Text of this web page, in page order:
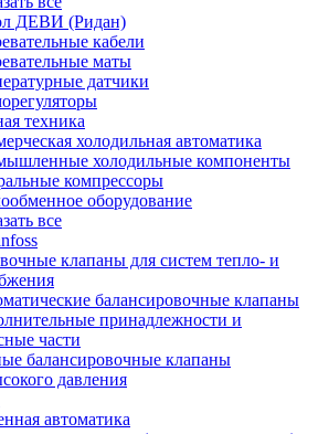
ДЕВИ (Ридан)
кабели
маты
датчики
техника
холодильная автоматика
холодильные компоненты
компрессоры
оборудование
все
клапаны для систем тепло- и
балансировочные клапаны
принадлежности и
части
балансировочные клапаны
давления
автоматика